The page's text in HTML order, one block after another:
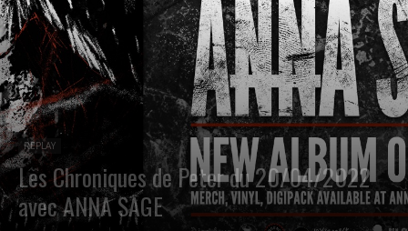
REPLAY
Les Chroniques de Peter du 20/04/2022
avec ANNA SAGE